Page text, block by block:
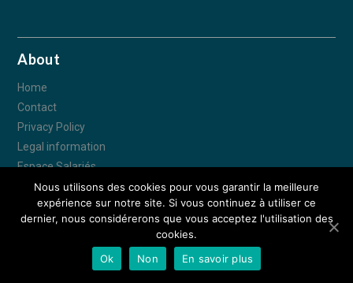
About
Home
Contact
Privacy Policy
Legal information
Espace Salariés
© IDEA CONSTRUCTION 2018 - Tous droits réservés - 70 Avenue des
Tilleuls 57190 FLORANGE – Espace Salariés –Crédits - Mentions légales
– Réalisation :Déclic communication
Nous utilisons des cookies pour vous garantir la meilleure
expérience sur notre site. Si vous continuez à utiliser ce
dernier, nous considérerons que vous acceptez l'utilisation des
cookies.
Ok
Non En savoir plus
APPELEZ-NOUS NOUS TROUVER